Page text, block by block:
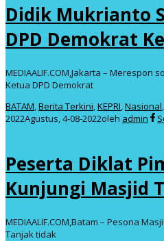
Didik Mukrianto
DPD Demokrat
MEDIAALIF.COM,Jakarta – Merespon
Ketua DPD Demokrat
BATAM,Berita Terkini,KEPRI,Nasional,
2022Agustus, 4-08-2022oleh admin
Peserta Diklat
Kunjungi Masjid
MEDIAALIF.COM,Batam – Pesona
Tanjak tidak